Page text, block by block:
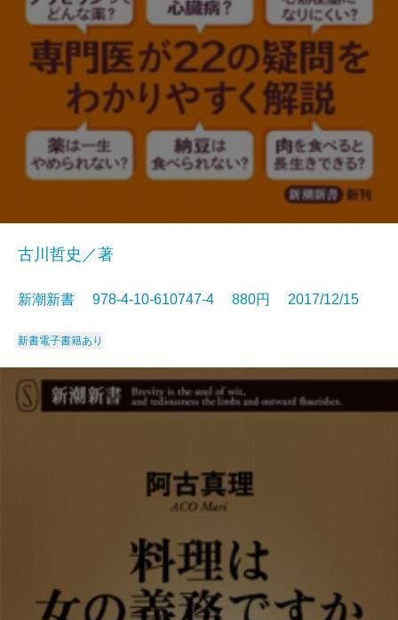
古川哲史／著
新潮新書 978-4-10-610747-4 880円 2017/12/15
新書電子書籍あり